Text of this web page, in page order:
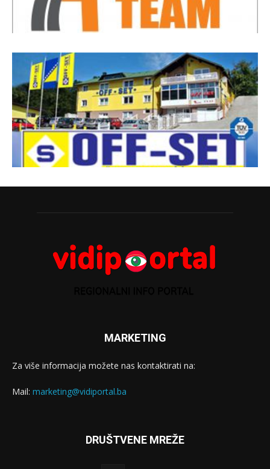
MARKETING
Za više informacija možete nas kontaktirati na:
Mail: marketing@vidiportal.ba
DRUŠTVENE MREŽE